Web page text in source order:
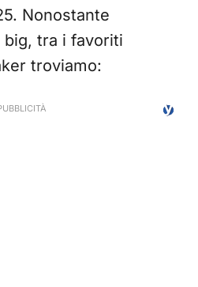
Nonostante
big, tra i favoriti
troviamo: